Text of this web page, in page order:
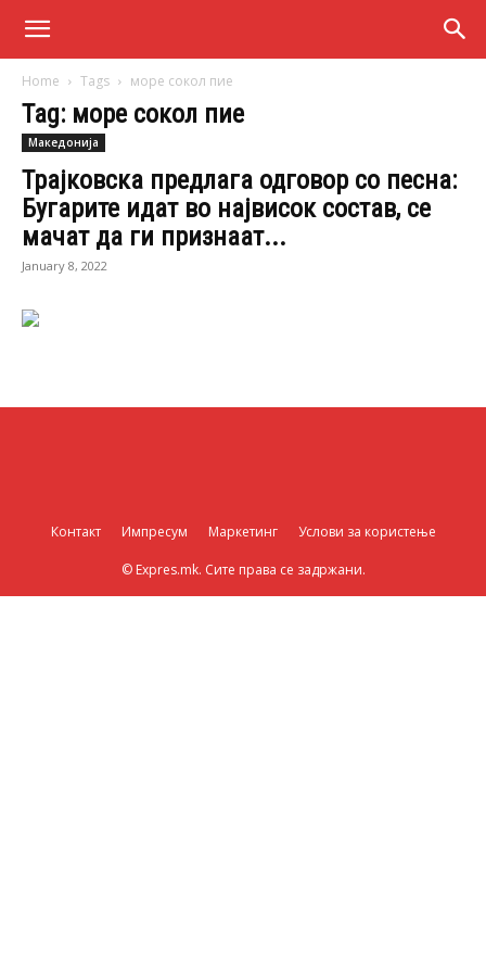
Home Tags море сокол пие
Tag: море сокол пие
Македонија
Трајковска предлага одговор со песна:
Бугарите идат во највисок состав, се
мачат да ги признаат...
January 8, 2022
Контакт Импресум Маркетинг Услови за користење
© Expres.mk. Сите права се задржани.